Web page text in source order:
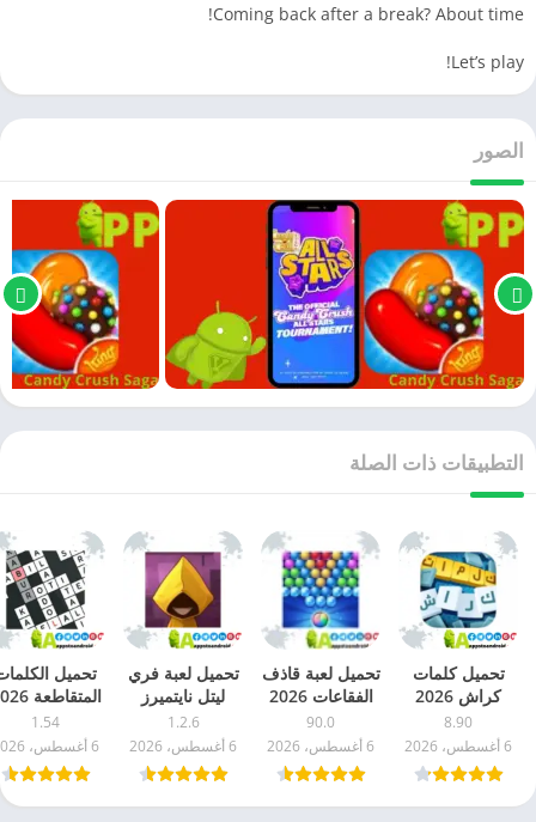
Coming back after a break? About time!
Let’s play!
الصور
التطبيقات ذات الصلة
تحميل كلمات
كراش 2026
Word Crush
للاندرويد اخر
اصدار مجاناً
8.90
6 أغسطس، 2026
تحميل لعبة قاذف
الفقاعات 2026
bubble
shooter
للاندرويد اخر
اصدار مجاناً
90.0
6 أغسطس، 2026
تحميل لعبة فري
ليتل نايتميرز
2026 Very
Little
Nightmares
للاندرويد اخر
اصدار
1.2.6
6 أغسطس، 2026
تحميل
اصدار APK
للاندرويد
1.54
6 أغسطس، 2026